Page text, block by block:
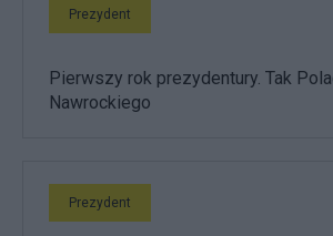
Prezydent
Pierwszy rok prezydentury. Tak
Nawrockiego
Prezydent